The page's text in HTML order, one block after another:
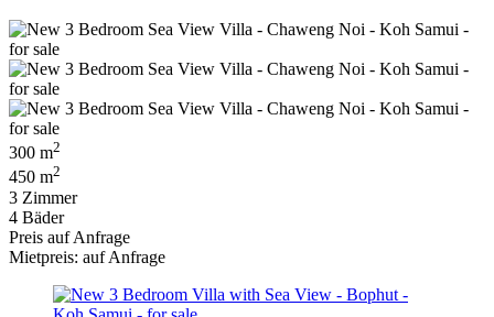
300 m2
450 m2
3 Zimmer
4 Bäder
Preis auf Anfrage
Mietpreis: auf Anfrage